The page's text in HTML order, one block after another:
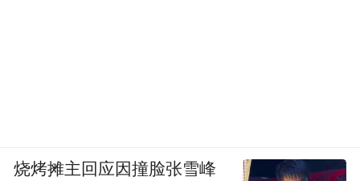
烧烤摊主回应因撞脸张雪峰